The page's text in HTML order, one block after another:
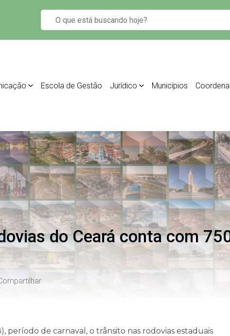
Escola de Gestão Jurídico Municípios
do Ceará conta com
período de carnaval, o trânsito nas rodovias estaduais